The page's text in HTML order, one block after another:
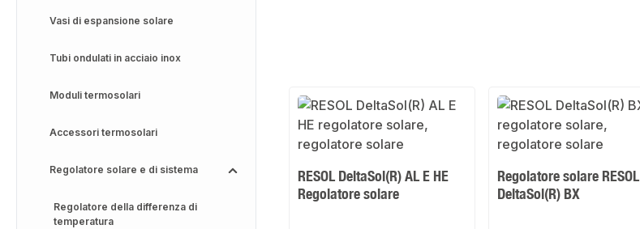
Vasi di espansione solare
Tubi ondulati in acciaio inox
Moduli termosolari
Accessori termosolari
Regolatore solare e di sistema
Regolatore della differenza di
temperatura
RESOL DeltaSol(R) AL E HE
Regolatore solare
Regolatore solare RESOL
DeltaSol(R) BX